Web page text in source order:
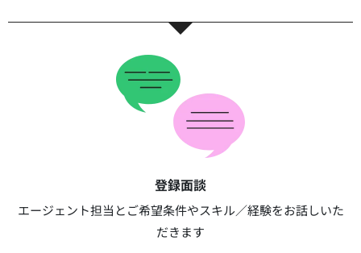
登録面談​​
エージェント担当とご希望条件やスキル／経験をお話しいた
だきます​